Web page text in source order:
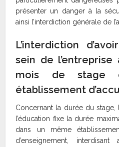
présenter un danger à la
ainsi l’interdiction générale de
L’interdiction
sein de l’entreprise
mois de stage
établissement
Concernant la durée du stage,
l’éducation fixe la durée
dans un même
d’enseignement,